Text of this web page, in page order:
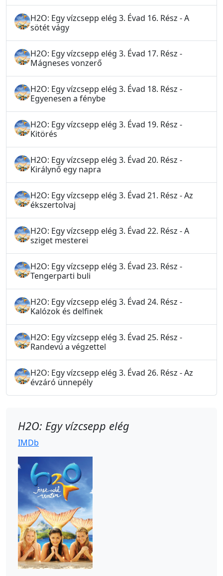
H2O: Egy vízcsepp elég 3. Évad 16. Rész - A
sötét vágy
H2O: Egy vízcsepp elég 3. Évad 17. Rész -
Mágneses vonzerő
H2O: Egy vízcsepp elég 3. Évad 18. Rész -
Egyenesen a fénybe
H2O: Egy vízcsepp elég 3. Évad 19. Rész -
Kitörés
H2O: Egy vízcsepp elég 3. Évad 20. Rész -
Királynő egy napra
H2O: Egy vízcsepp elég 3. Évad 21. Rész - Az
ékszertolvaj
H2O: Egy vízcsepp elég 3. Évad 22. Rész - A
sziget mesterei
H2O: Egy vízcsepp elég 3. Évad 23. Rész -
Tengerparti buli
H2O: Egy vízcsepp elég 3. Évad 24. Rész -
Kalózok és delfinek
H2O: Egy vízcsepp elég 3. Évad 25. Rész -
Randevú a végzettel
H2O: Egy vízcsepp elég 3. Évad 26. Rész - Az
évzáró ünnepély
H2O: Egy vízcsepp elég
IMDb